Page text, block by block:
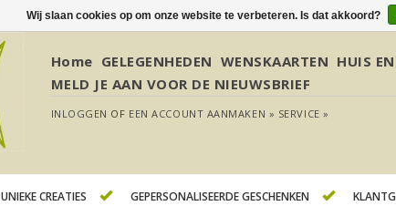
Home GELEGENHEDEN WENSKAARTEN HUIS
MELD JE AAN VOOR DE NIEUWSBRIEF
INLOGGEN OF EEN ACCOUNT AANMAKEN » SERVICE »
UNIEKE CREATIES GEPERSONALISEERDE GESCHENKEN
Wij slaan cookies op om onze website te verbeteren. Is dat akkoord?